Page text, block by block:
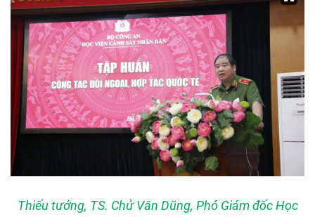
Thiếu tướng, TS. Chử Văn Dũng, Phó Giám đốc Học